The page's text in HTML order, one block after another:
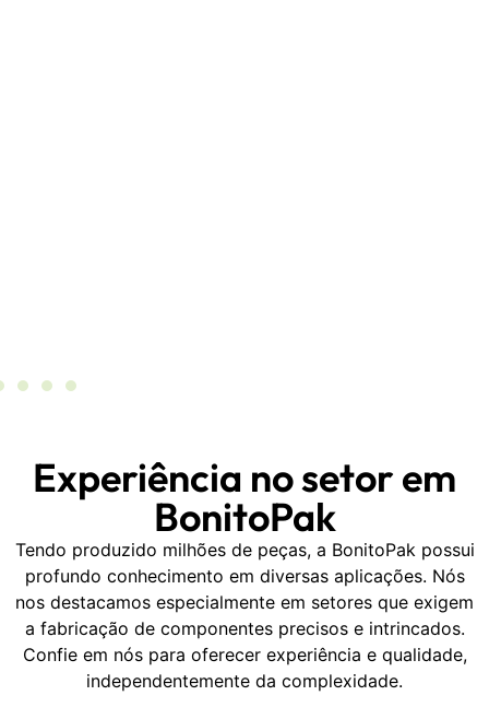
Experiência no setor em
BonitoPak
Tendo produzido milhões de peças, a BonitoPak possui
profundo conhecimento em diversas aplicações. Nós
nos destacamos especialmente em setores que exigem
a fabricação de componentes precisos e intrincados.
Confie em nós para oferecer experiência e qualidade,
independentemente da complexidade.